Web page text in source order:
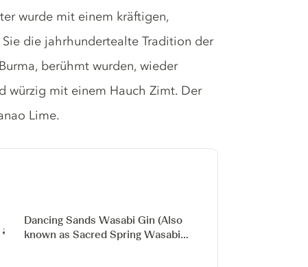
wurde mit einem kräftigen,
die jahrhundertealte Tradition der
berühmt wurden, wieder
würzig mit einem Hauch Zimt. Der
Lime.
Dancing Sands Wasabi Gin (Also
known as Sacred Spring Wasabi